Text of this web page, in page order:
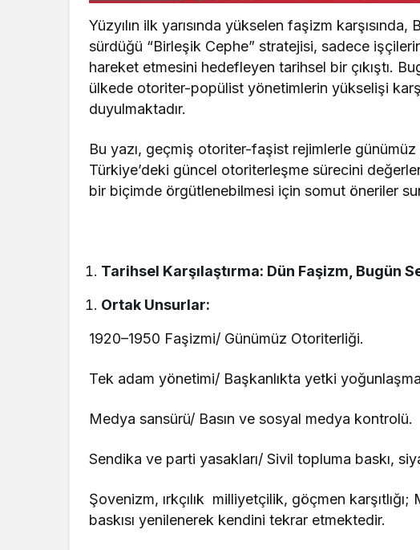
Yüzyılın ilk yarısında yükselen faşizm
sürdüğü “Birleşik Cephe” stratejisi, sadece
hareket etmesini hedefleyen tarihsel bir çıkıştı.
ülkede otoriter-popülist yönetimlerin yükselişi
duyulmaktadır.
Bu yazı, geçmiş otoriter-faşist rejimlerle günümüz
Türkiye’deki güncel otoriterleşme sürecini
bir biçimde örgütlenebilmesi için somut öneriler
Tarihsel Karşılaştırma: Dün Faşizm, Bugün
Ortak Unsurlar:
1920–1950 Faşizmi/ Günümüz Otoriterliği.
Tek adam yönetimi/ Başkanlıkta yetki
Medya sansürü/ Basın ve sosyal medya kontrolü.
Sendika ve parti yasakları/ Sivil topluma baskı,
Şovenizm, ırkçılık milliyetçilik, göçmen
baskısı yenilenerek kendini tekrar etmektedir.